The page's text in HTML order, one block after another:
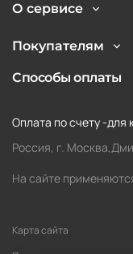
О сервисе
Покупателям
Способы оплаты
Оплата по счету -
Россия, г.
На сайте
Карта сайта